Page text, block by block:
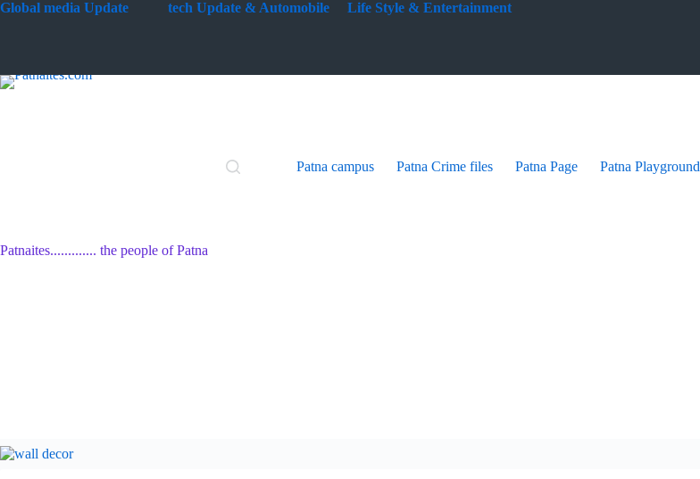
Skip
Global media Update tech Update & Automobile Life Style & Entertainment
Patnaites............. the people of Patna
Patna campus Patna Crime files Patna Page Patna Playground